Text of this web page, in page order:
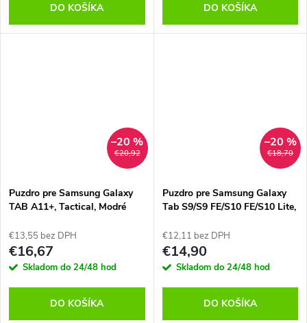
DO KOŠÍKA DO KOŠÍKA
€20,92
–20 %
Puzdro pre Samsung Galaxy
TAB A11+, Tactical, Modré
€13,55 bez DPH
€16,67
Skladom do 24/48 hod
DO KOŠÍKA
€18,70
–20 %
Puzdro pre Samsung Galaxy
Tab S9/S9 FE/S10 FE/S10 Lite,
€12,11 bez DPH
€14,90
Skladom do 24/48 hod
DO KOŠÍKA